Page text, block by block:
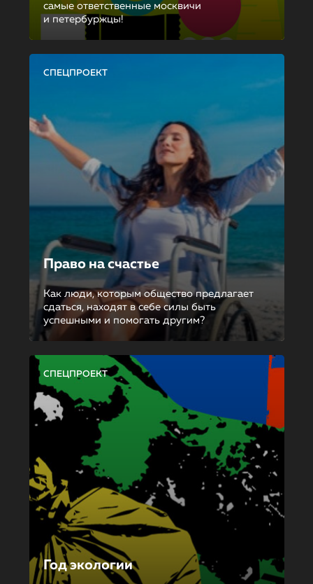
самые ответственные москвичи
и петербуржцы!
СПЕЦПРОЕКТ
Право на счастье
Как люди, которым общество предлагает
сдаться, находят в себе силы быть
успешными и помогать другим?
СПЕЦПРОЕКТ
Год экологии